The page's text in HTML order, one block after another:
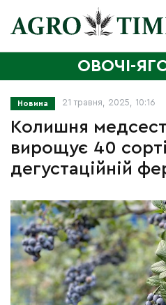
ОВОЧІ-
Новина 21 травня, 2025, 10:16
Колишня
вирощує 40
дегустаційній